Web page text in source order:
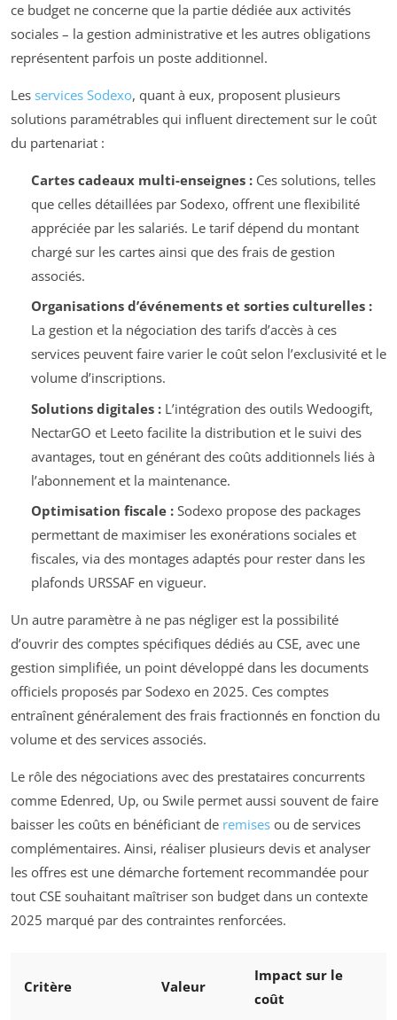
ce budget ne concerne que la partie dédiée aux activités
sociales – la gestion administrative et les autres obligations
représentent parfois un poste additionnel.
Les services Sodexo, quant à eux, proposent plusieurs
solutions paramétrables qui influent directement sur le coût
du partenariat :
Cartes cadeaux multi-enseignes :Ces solutions, telles
que celles détaillées par Sodexo, offrent une flexibilité
appréciée par les salariés. Le tarif dépend du montant
chargé sur les cartes ainsi que des frais de gestion
associés.
Organisations d’événements et sorties culturelles :
La gestion et la négociation des tarifs d’accès à ces
services peuvent faire varier le coût selon l’exclusivité et le
volume d’inscriptions.
Solutions digitales :L’intégration des outils Wedoogift,
NectarGO et Leeto facilite la distribution et le suivi des
avantages, tout en générant des coûts additionnels liés à
l’abonnement et la maintenance.
Optimisation fiscale :Sodexo propose des packages
permettant de maximiser les exonérations sociales et
fiscales, via des montages adaptés pour rester dans les
plafonds URSSAF en vigueur.
Un autre paramètre à ne pas négliger est la possibilité
d’ouvrir des comptes spécifiques dédiés au CSE, avec une
gestion simplifiée, un point développé dans les documents
officiels proposés par Sodexo en 2025. Ces comptes
entraînent généralement des frais fractionnés en fonction du
volume et des services associés.
Le rôle des négociations avec des prestataires concurrents
comme Edenred, Up, ou Swile permet aussi souvent de faire
baisser les coûts en bénéficiant de remises ou de services
complémentaires. Ainsi, réaliser plusieurs devis et analyser
les offres est une démarche fortement recommandée pour
tout CSE souhaitant maîtriser son budget dans un contexte
2025 marqué par des contraintes renforcées.
Critère Valeur
Impact sur le
coût